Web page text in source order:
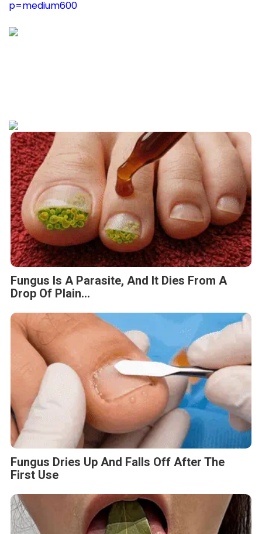
p=medium600
Fungus Is A Parasite, And It Dies From A
Drop Of Plain...
Fungus Dries Up And Falls Off After The
First Use